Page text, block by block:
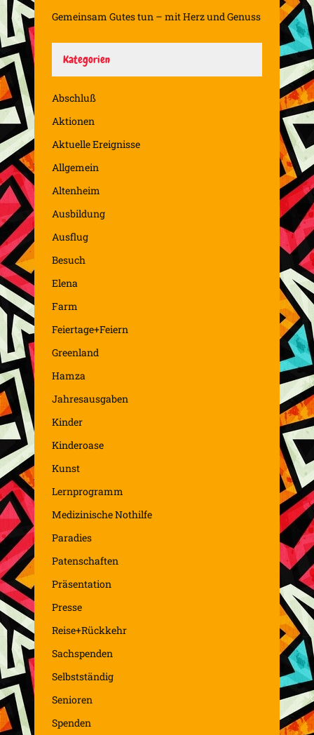
Gemeinsam Gutes tun – mit Herz und Genuss
Kategorien
Abschluß
Aktionen
Aktuelle Ereignisse
Allgemein
Altenheim
Ausbildung
Ausflug
Besuch
Elena
Farm
Feiertage+Feiern
Greenland
Hamza
Jahresausgaben
Kinder
Kinderoase
Kunst
Lernprogramm
Medizinische Nothilfe
Paradies
Patenschaften
Präsentation
Presse
Reise+Rückkehr
Sachspenden
Selbstständig
Senioren
Spenden